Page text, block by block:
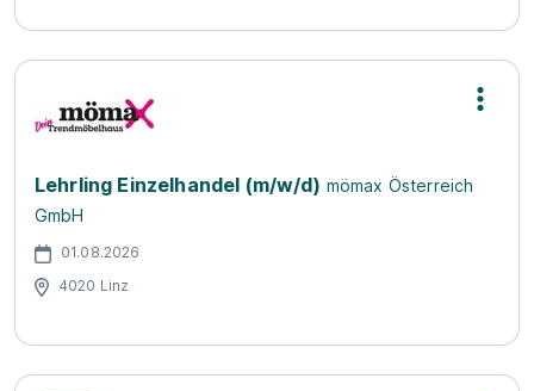
Lehrling Einzelhandel (m/w/d) mömax Österreich
GmbH
01.08.2026
4020 Linz